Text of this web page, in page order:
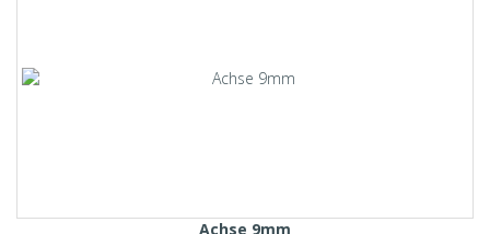
Achse 9mm